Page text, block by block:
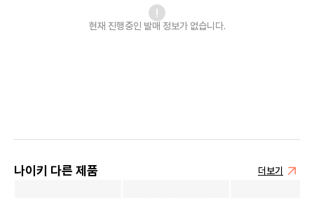
현재 진행중인 발매 정보가 없습니다.
나이키 다른 제품 더보기